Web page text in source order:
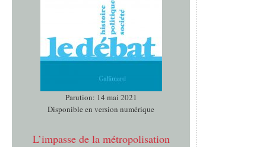
Parution: 14 mai 2021
Disponible en version numérique
L’impasse de la métropolisation